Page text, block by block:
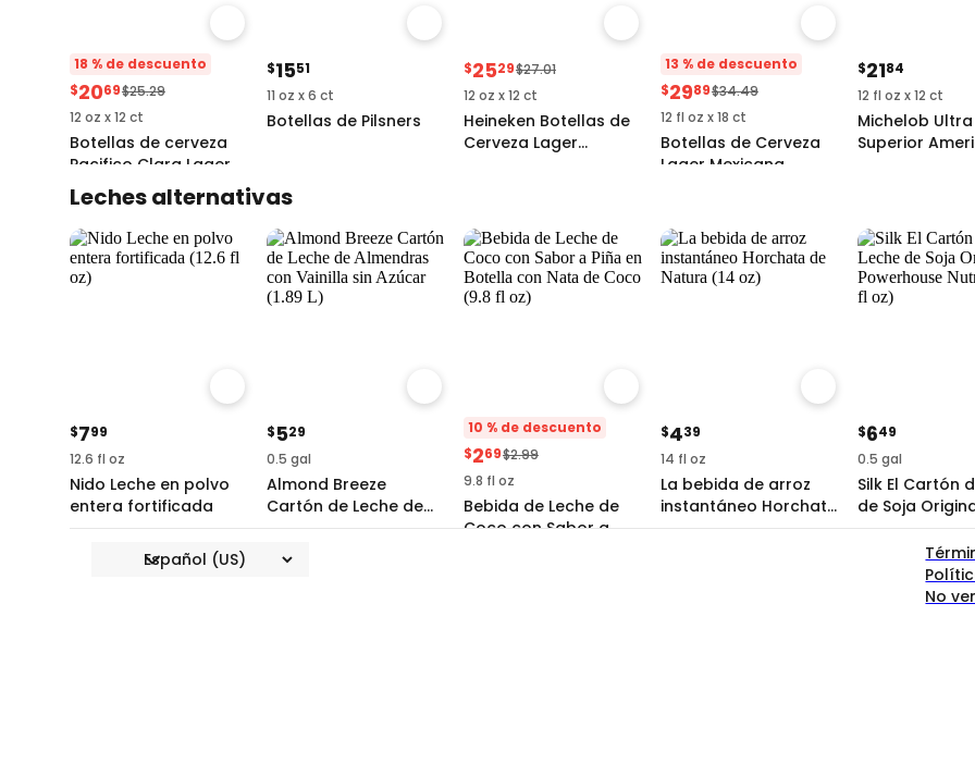
18 % de descuento
$2069$25.29
12 oz x 12 ct
Botellas de cerveza
Pacifico Clara Lager
Mexicano
4.8
(20+)
$1551
11 oz x 6 ct
Botellas de Pilsners
$2529$27.01
12 oz x 12 ct
Heineken Botellas de
Cerveza Lager
13 % de descuento
$2989$34.49
12 fl oz x 18 ct
Botellas de Cerveza
Lager Mexicana
$2184
12 fl oz x 12 ct
Michelob Ultra
Superior
Leches alternativas
$799
12.6 fl oz
Nido Leche en polvo
entera fortificada
$529
0.5 gal
Almond Breeze
Cartón de Leche de
Almendras con
10 % de descuento
$269$2.99
9.8 fl oz
Bebida de Leche de
Coco con Sabor a
$439
14 fl oz
La bebida de arroz
instantáneo Horchata
de Natura
$649
0.5 gal
Silk El Cartón
de Soja
Powerhouse
No